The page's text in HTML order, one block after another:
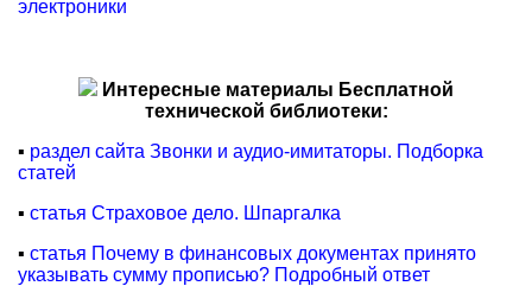
электроники
Интересные материалы Бесплатной
технической библиотеки:
▪ раздел сайта Звонки и аудио-имитаторы. Подборка
статей
▪ статья Страховое дело. Шпаргалка
▪ статья Почему в финансовых документах принято
указывать сумму прописью? Подробный ответ